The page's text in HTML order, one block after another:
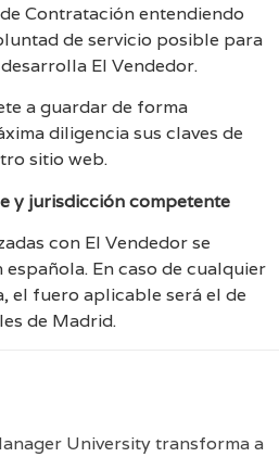
Contratación entendiendo
de servicio posible para
El Vendedor.
a guardar de forma
diligencia sus claves de
sitio web.
y jurisdicción competente
con El Vendedor se
En caso de cualquier
el fuero aplicable será el de
de Madrid.
University transforma a